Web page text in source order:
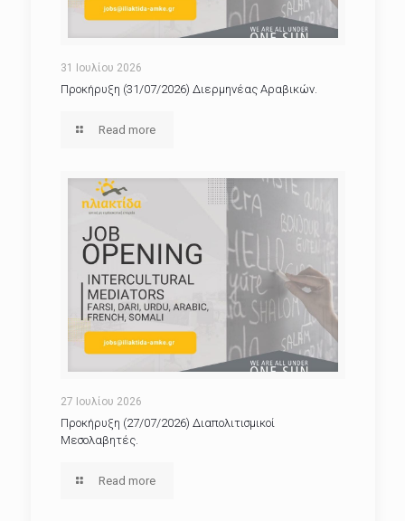
31 Ιουλίου 2026
Προκήρυξη (31/07/2026) Διερμηνέας Αραβικών.
Read more
27 Ιουλίου 2026
Προκήρυξη (27/07/2026) Διαπολιτισμικοί
Μεσολαβητές.
Read more